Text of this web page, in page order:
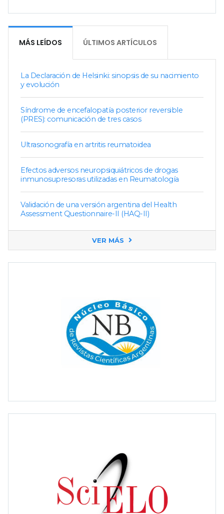
MÁS LEÍDOS ÚLTIMOS ARTÍCULOS
La Declaración de Helsinki: sinopsis de su nacimiento
y evolución
Síndrome de encefalopatía posterior reversible
(PRES): comunicación de tres casos
Ultrasonografía en artritis reumatoidea
Efectos adversos neuropsiquiátricos de drogas
inmunosupresoras utilizadas en Reumatología
Validación de una versión argentina del Health
Assessment Questionnaire-II (HAQ-II)
VER MÁS